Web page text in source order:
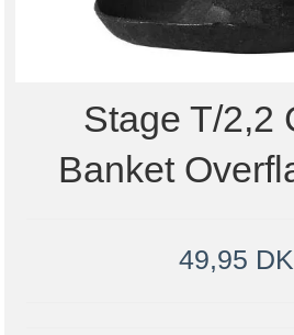
Stage T/2,2
Banket
49,95